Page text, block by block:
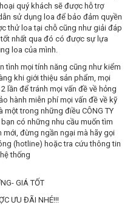
quý khách sẽ được hỗ trợ
sử dụng loa để bảo đảm quyền
thử loa tại chỗ cũng như giải đáp
nhất qua đó có được sự lựa
loa của mình.
tình mọi tính năng cũng như kiểm
khi giới thiệu sản phẩm, mọi
lần để tránh mọi vấn đề về hỏng
hành miễn phí mọi vấn đề về kỹ
trong những điều CÔNG TY
có những nhu cầu muốn tìm
mới, đừng ngần ngại mà hãy gọi
(hotline) hoặc tra cứu thông tin
thống
GIÁ TỐT
ƯU ĐÃI NHÉ!!!